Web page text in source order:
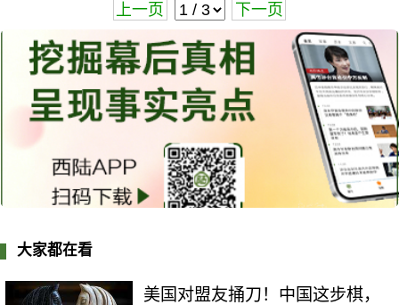
上一页 下一页
大家都在看
美国对盟友捅刀！中国这步棋，